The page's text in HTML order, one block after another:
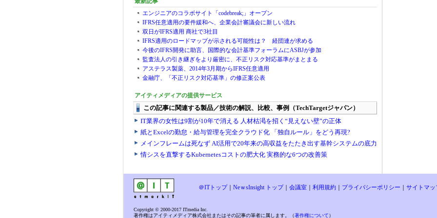
エンジニアのコラボサイト「codebreak;」オープン
IFRS任意適用の要件緩和へ、企業会計審議会に新しい流れ
双日がIFRS適用 商社で3社目
IFRS適用のロードマップが示される可能性は？ 経団連が求める
今後のIFRS開発に助言、国際的な会計基準フォーラムにASBJが参加
監査法人の引き継ぎをより厳密に、不正リスク対応基準がまとまる
アステラス製薬、2014年3月期からIFRS任意適用
金融庁、「不正リスク対応基準」の修正案公表
アイティメディアの提供サービス
＠ITトップ｜ NeｗsInsight トップ｜ 会議室 利用規約 プライバシーポリシー サイトマッ
Copyright © 2000-2017 ITmedia Inc.
著作権はアイティメディア株式会社またはその記事の筆者に属します。（著作権について）